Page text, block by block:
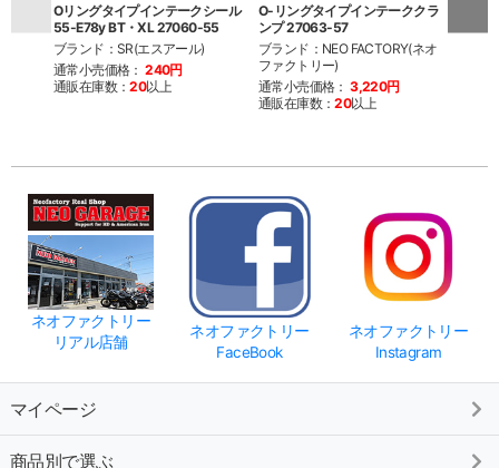
Oリングタイプインテークシール
55-E78y BT・XL 27060-55
ブランド：SR(エスアール)
通常小売価格： 240円
通販在庫数：20以上
O-リングタイプインテーククラ
ンプ 27063-57
ブランド：NEO FACTORY(ネオ
ファクトリー)
通常小売価格： 3,220円
通販在庫数：20以上
ネオファクトリー
リアル店舗
ネオファクトリー
FaceBook
ネオファクトリー
Instagram
マイページ
商品別で選ぶ